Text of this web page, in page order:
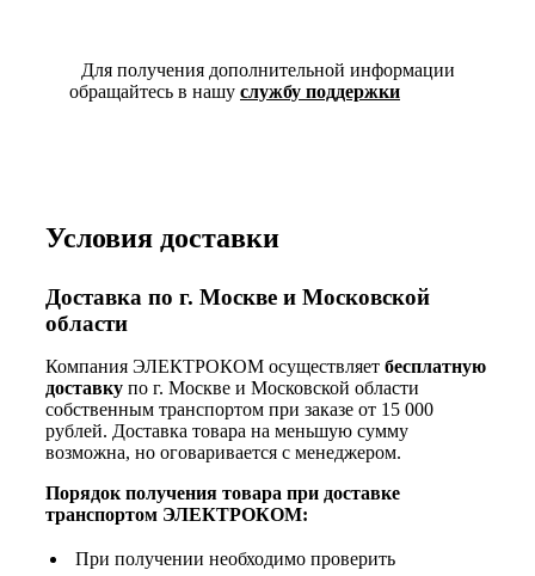
Для получения дополнительной информации
обращайтесь в нашу службу поддержки
Условия доставки
Доставка по г. Москве и Московской
области
Компания ЭЛЕКТРОКОМ осуществляет бесплатную
доставку по г. Москве и Московской области
собственным транспортом при заказе от 15 000
рублей. Доставка товара на меньшую сумму
возможна, но оговаривается с менеджером.
Порядок получения товара при доставке
транспортом ЭЛЕКТРОКОМ:
При получении необходимо проверить